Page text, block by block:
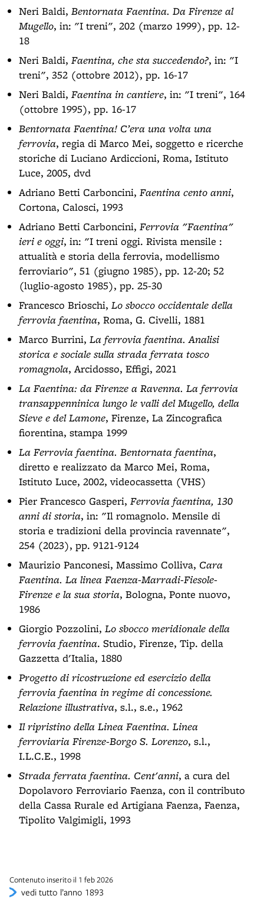
Neri Baldi, Bentornata Faentina. Da Firenze al
Mugello, in: "I treni", 202 (marzo 1999), pp. 12-
18
Neri Baldi, Faentina, che sta succedendo?, in: "I
treni", 352 (ottobre 2012), pp. 16-17
Neri Baldi, Faentina in cantiere, in: "I treni", 164
(ottobre 1995), pp. 16-17
Bentornata Faentina! C’era una volta una
ferrovia, regia di Marco Mei, soggetto e ricerche
storiche di Luciano Ardiccioni, Roma, Istituto
Luce, 2005, dvd
Adriano Betti Carboncini, Faentina cento anni,
Cortona, Calosci, 1993
Adriano Betti Carboncini, Ferrovia "Faentina"
ieri e oggi, in: "I treni oggi. Rivista mensile :
attualità e storia della ferrovia, modellismo
ferroviario", 51 (giugno 1985), pp. 12-20; 52
(luglio-agosto 1985), pp. 25-30
Francesco Brioschi, Lo sbocco occidentale della
ferrovia faentina, Roma, G. Civelli, 1881
Marco Burrini, La ferrovia faentina. Analisi
storica e sociale sulla strada ferrata tosco
romagnola, Arcidosso, Effigi, 2021
La Faentina: da Firenze a Ravenna. La ferrovia
transappenninica lungo le valli del Mugello, della
Sieve e del Lamone, Firenze, La Zincografica
fiorentina, stampa 1999
La Ferrovia faentina. Bentornata faentina,
diretto e realizzato da Marco Mei, Roma,
Istituto Luce, 2002, videocassetta (VHS)
Pier Francesco Gasperi, Ferrovia faentina, 130
anni di storia, in: "Il romagnolo. Mensile di
storia e tradizioni della provincia ravennate",
254 (2023), pp. 9121-9124
Maurizio Panconesi, Massimo Colliva, Cara
Faentina. La linea Faenza-Marradi-Fiesole-
Firenze e la sua storia, Bologna, Ponte nuovo,
1986
Giorgio Pozzolini, Lo sbocco meridionale della
ferrovia faentina. Studio, Firenze, Tip. della
Gazzetta d'Italia, 1880
Progetto di ricostruzione ed esercizio della
ferrovia faentina in regime di concessione.
Relazione illustrativa, s.l., s.e., 1962
Il ripristino della Linea Faentina. Linea
ferroviaria Firenze-Borgo S. Lorenzo, s.l.,
I.L.C.E., 1998
Strada ferrata faentina. Cent'anni, a cura del
Dopolavoro Ferroviario Faenza, con il contributo
della Cassa Rurale ed Artigiana Faenza, Faenza,
Tipolito Valgimigli, 1993
Contenuto inserito il 1 feb 2026
vedi tutto l’anno 1893